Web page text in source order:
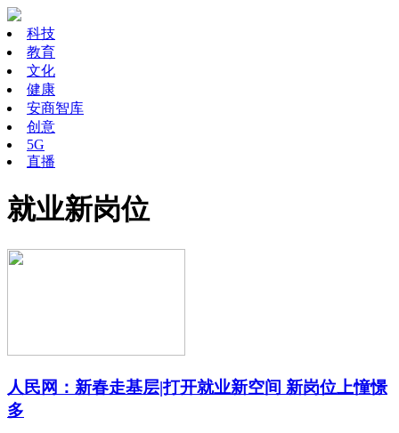
科技
教育
文化
健康
安商智库
创意
5G
直播
就业新岗位
人民网：新春走基层|打开就业新空间 新岗位上憧憬
多